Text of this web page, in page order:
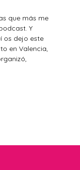
que más me
Y
os dejo este
en Valencia,